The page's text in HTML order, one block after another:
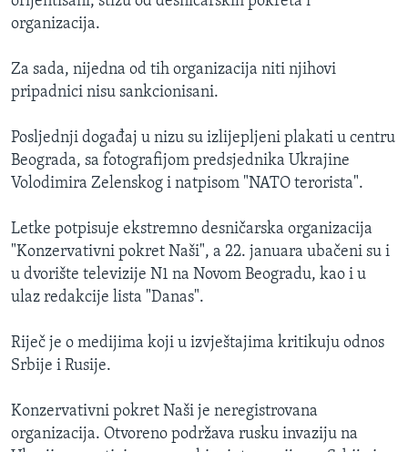
organizacija.
Za sada, nijedna od tih organizacija niti njihovi
pripadnici nisu sankcionisani.
Posljednji događaj u nizu su izlijepljeni plakati u centru
Beograda, sa fotografijom predsjednika Ukrajine
Volodimira Zelenskog i natpisom "NATO terorista".
Letke potpisuje ekstremno desničarska organizacija
"Konzervativni pokret Naši", a 22. januara ubačeni su i
u dvorište televizije N1 na Novom Beogradu, kao i u
ulaz redakcije lista "Danas".
Riječ je o medijima koji u izvještajima kritikuju odnos
Srbije i Rusije.
Konzervativni pokret Naši je neregistrovana
organizacija. Otvoreno podržava rusku invaziju na